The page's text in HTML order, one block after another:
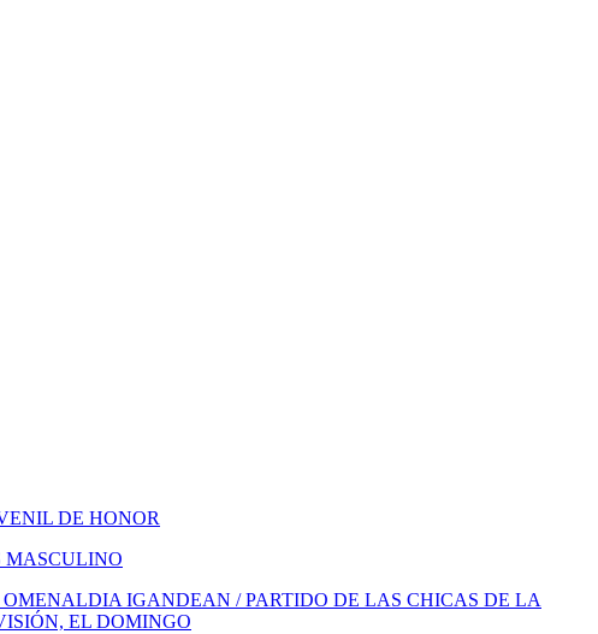
DE HONOR
MASCULINO
IGANDEAN / PARTIDO DE LAS CHICAS DE LA
EL DOMINGO